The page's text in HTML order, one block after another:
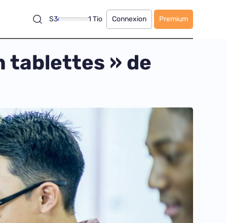
S3 1 Tio Connexion Premium
tablettes » de